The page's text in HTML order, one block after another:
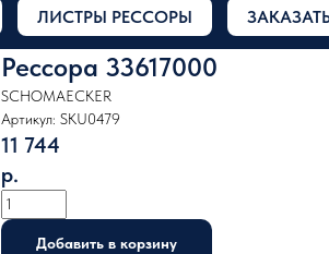
ЛИСТРЫ РЕССОРЫ
Рессора 33617000
SCHOMAECKER
Артикул: SKU0479
11 744
р.
Добавить в корзину